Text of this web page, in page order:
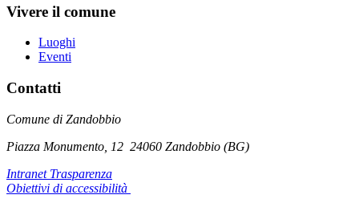
Vivere il comune
Luoghi
Eventi
Contatti
Comune di Zandobbio
Piazza Monumento, 12 24060 Zandobbio (BG)
Intranet Trasparenza
Obiettivi di accessibilità